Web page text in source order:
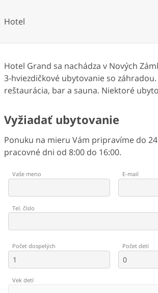
Hotel
Hotel Grand sa nachádza v Nových
3-hviezdičkové ubytovanie so
reštaurácia, bar a sauna. Niektoré
Vyžiadať ubytovanie
Ponuku na mieru Vám pripravíme do
pracovné dni od 8:00 do 16:00.
Vaše meno E-mail
Tel. číslo
Počet dospelých Počet detí
Vek detí